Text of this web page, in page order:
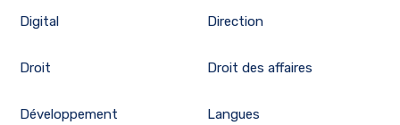
Digital Direction
Droit Droit des affaires
Développement
Langues